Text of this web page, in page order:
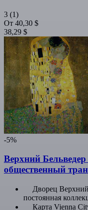
3 (1)
От 40,30 $
38,29 $
-5%
Верхний
общественный
Дворец
постоянная
Карта Vienna